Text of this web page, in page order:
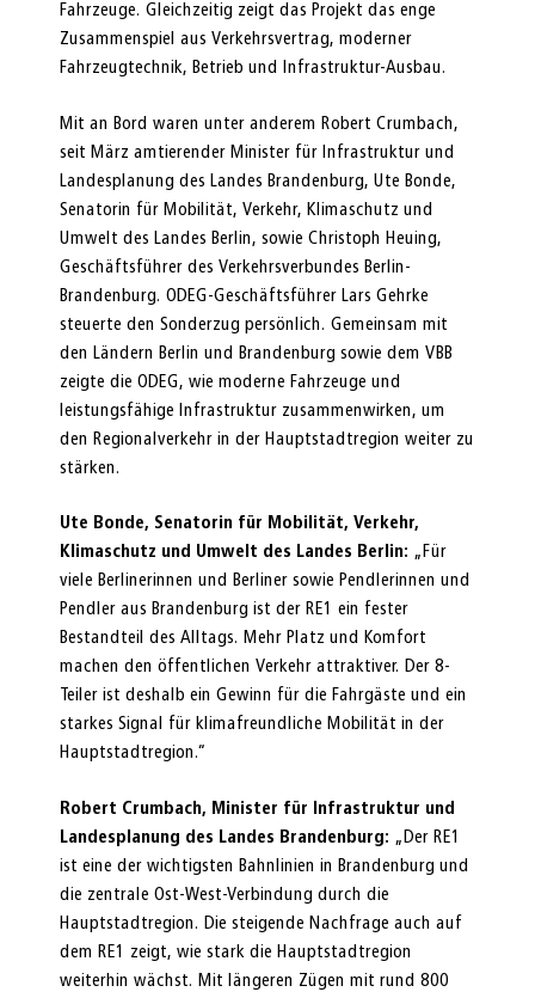
Fahrzeuge. Gleichzeitig zeigt das Projekt das enge
Zusammenspiel aus Verkehrsvertrag, moderner
Fahrzeugtechnik, Betrieb und Infrastruktur-Ausbau.
Mit an Bord waren unter anderem Robert Crumbach,
seit März amtierender Minister für Infrastruktur und
Landesplanung des Landes Brandenburg, Ute Bonde,
Senatorin für Mobilität, Verkehr, Klimaschutz und
Umwelt des Landes Berlin, sowie Christoph Heuing,
Geschäftsführer des Verkehrsverbundes Berlin-
Brandenburg. ODEG-Geschäftsführer Lars Gehrke
steuerte den Sonderzug persönlich. Gemeinsam mit
den Ländern Berlin und Brandenburg sowie dem VBB
zeigte die ODEG, wie moderne Fahrzeuge und
leistungsfähige Infrastruktur zusammenwirken, um
den Regionalverkehr in der Hauptstadtregion weiter zu
stärken.
Ute Bonde, Senatorin für Mobilität, Verkehr,
Klimaschutz und Umwelt des Landes Berlin: „Für
viele Berlinerinnen und Berliner sowie Pendlerinnen und
Pendler aus Brandenburg ist der RE1 ein fester
Bestandteil des Alltags. Mehr Platz und Komfort
machen den öffentlichen Verkehr attraktiver. Der 8-
Teiler ist deshalb ein Gewinn für die Fahrgäste und ein
starkes Signal für klimafreundliche Mobilität in der
Hauptstadtregion.“
Robert Crumbach, Minister für Infrastruktur und
Landesplanung des Landes Brandenburg: „Der RE1
ist eine der wichtigsten Bahnlinien in Brandenburg und
die zentrale Ost-West-Verbindung durch die
Hauptstadtregion. Die steigende Nachfrage auch auf
dem RE1 zeigt, wie stark die Hauptstadtregion
weiterhin wächst. Mit längeren Zügen mit rund 800